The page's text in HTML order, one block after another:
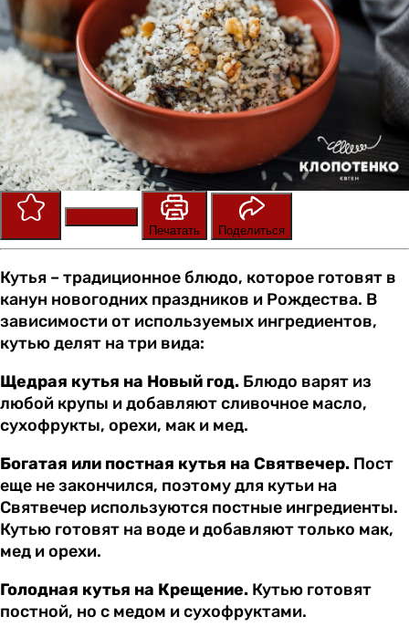
Печатать
Поделиться
Кутья – традиционное блюдо, которое готовят в
канун новогодних праздников и Рождества. В
зависимости от используемых ингредиентов,
кутью делят на три вида:
Щедрая кутья на Новый год. Блюдо варят из
любой крупы и добавляют сливочное масло,
сухофрукты, орехи, мак и мед.
Богатая или постная кутья на Святвечер. Пост
еще не закончился, поэтому для кутьи на
Святвечер используются постные ингредиенты.
Кутью готовят на воде и добавляют только мак,
мед и орехи.
Голодная кутья на Крещение. Кутью готовят
постной, но с медом и сухофруктами.